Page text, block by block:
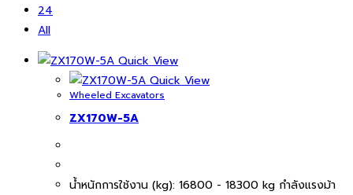
24
All
Quick View
Quick View
Wheeled Excavators
ZX170W-5A
นํ้าหนักการใช้งาน (kg): 16800 - 18300 kg กำลังแรงม้า